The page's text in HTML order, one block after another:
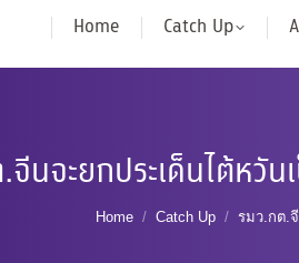
Home Catch Up
นจะยกประเด็นไต้หวั
You are here:
Home Catch Up รมว.กต.